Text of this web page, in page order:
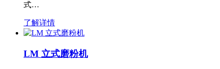
式…
了解详情
LM 立式磨粉机